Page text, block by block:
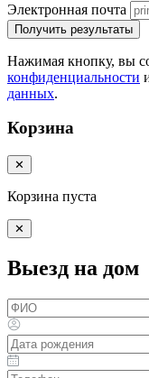
Электронная почта
Получить результаты
Нажимая кнопку, вы
конфиденциальности
данных.
Корзина
✕
Корзина пуста
✕
Выезд на дом